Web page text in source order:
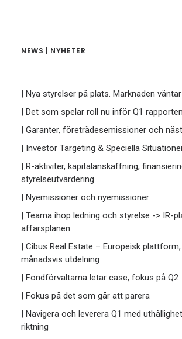
NEWS | NYHETER
| Nya styrelser på plats. Marknaden
| Det som spelar roll nu inför Q1 rapporten
| Garanter, företrädesemissioner och
| Investor Targeting & Speciella
| R-aktiviter, kapitalanskaffning,
styrelseutvärdering
| Nyemissioner och nyemissioner
| Teama ihop ledning och styrelse -> IR-
affärsplanen
| Cibus Real Estate – Europeisk
månadsvis utdelning
| Fondförvaltarna letar case, fokus på Q2
| Fokus på det som går att parera
| Navigera och leverera Q1 med
riktning